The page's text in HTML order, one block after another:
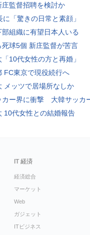
庄監督招聘を検討か
に「驚きの日常と素顔」
組織に有望日本人いる
死球5個 新庄監督が苦言
10代女性の方と再婚」
FC東京で現役続行へ
メッツで居場所なしか
大韓サッカー協会に外国人審判への“性的接待”疑惑 韓国メディ
10代女性との結婚報告
IT 経済
経済総合
マーケット
Web
ガジェット
ITビジネス